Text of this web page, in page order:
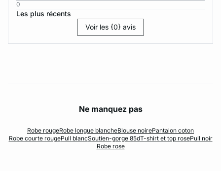
0
Les plus récents
Voir les {0} avis
Ne manquez pas
Robe rougeRobe longue blancheBlouse noirePantalon coton
Robe courte rougePull blancSoutien-gorge 85dT-shirt et top rosePull noir
Robe rose